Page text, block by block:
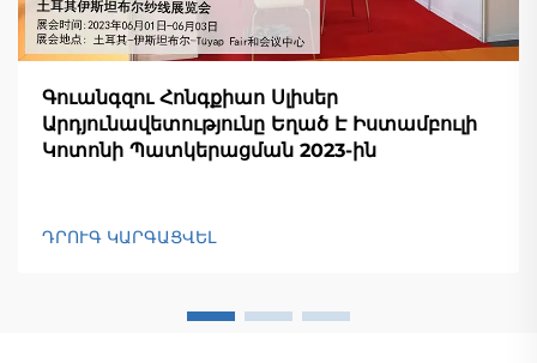
Գուանգզու Հոնգքիաո Սլիսեր
Արդյունավետությունը Եղած Է Իստամբուլի
Կոտոնի Պատկերացման 2023-ին
ԴՐՈՒԳ ԿԱՐԳԱՑՎԵԼ